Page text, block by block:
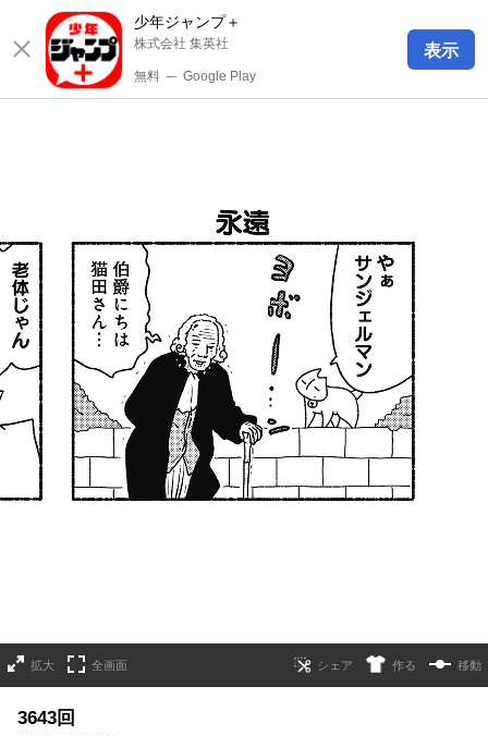
少年ジャンプ＋
株式会社 集英社
無料 ─ Google Play
表示
拡大 全画面 作る 移動
3643回